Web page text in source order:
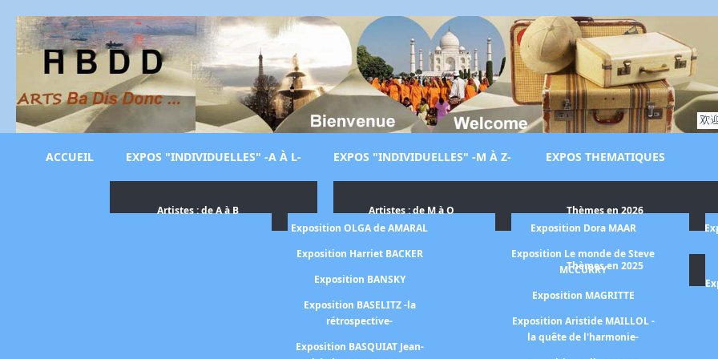
ACCUEIL EXPOS "INDIVIDUELLES" -A À L-
Artistes : de A à B
Exposition OLGA de AMARAL
Exposition Harriet BACKER
Exposition BANSKY
Exposition BASELITZ -la
rétrospective-
Exposition BASQUIAT Jean-
EXPOS "INDIVIDUELLES" -M À Z-
Artistes : de M à O
Exposition Dora MAAR
Exposition Le monde de Steve
MCCURRY
Exposition MAGRITTE
Exposition Aristide MAILLOL -
la quête de l'harmonie-
EXPOS THEMATIQUES
Thèmes en 2026
Thèmes en 2025